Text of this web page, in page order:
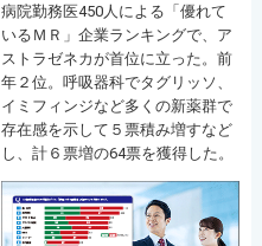
病院勤務医450人による「優れて
いるＭＲ」企業ランキングで、ア
ストラゼネカが首位に立った。前
年２位。呼吸器科でタグリッソ、
イミフィンジなど多くの新薬群で
存在感を示して５票積み増すなど
し、計６票増の64票を獲得した。